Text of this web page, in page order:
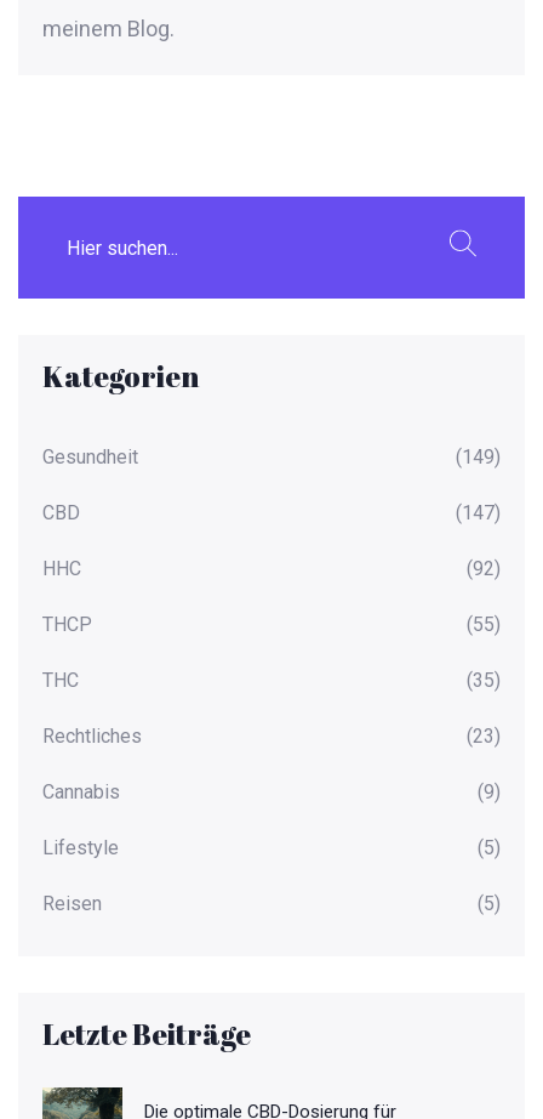
meinem Blog.
Kategorien
Gesundheit (149)
CBD (147)
HHC (92)
THCP (55)
THC (35)
Rechtliches (23)
Cannabis (9)
Lifestyle (5)
Reisen (5)
Letzte Beiträge
Die optimale CBD-Dosierung für